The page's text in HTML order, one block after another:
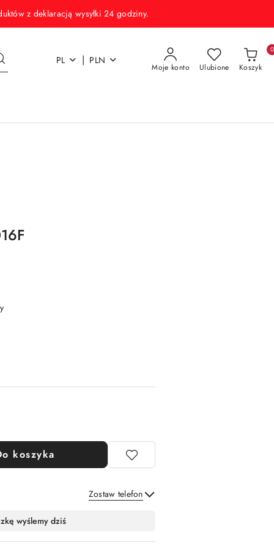
z deklaracją wysyłki 24 godziny.
PL | PLN
Moje konto Ulubione Koszyk
0
koszyka
Zostaw telefon
wyślemy dziś